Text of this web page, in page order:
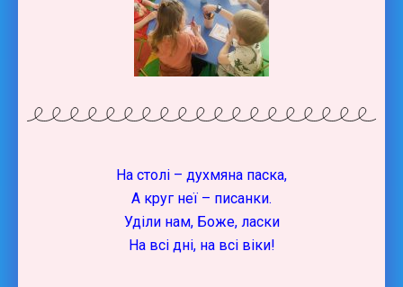
На столі – духмяна паска,
А круг неї – писанки.
Уділи нам, Боже, ласки
На всі дні, на всі віки!